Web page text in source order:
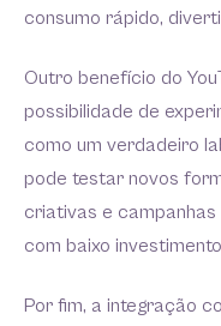
consumo rápido,
Outro benefício do
possibilidade de
como um verdadeiro
pode testar novos
criativas e
com baixo
Por fim, a integração